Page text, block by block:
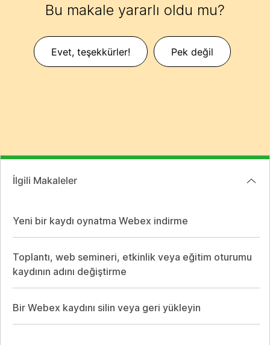
Bu makale yararlı oldu mu?
Evet, teşekkürler! Pek değil
İlgili Makaleler
Yeni bir kaydı oynatma Webex indirme
Toplantı, web semineri, etkinlik veya eğitim oturumu
kaydının adını değiştirme
Bir Webex kaydını silin veya geri yükleyin